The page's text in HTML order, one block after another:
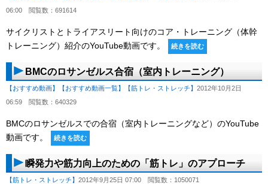
06:00 閲覧数：691614
サイクリストとトライアスリート向けのコア・トレーニング（体幹
トレーニング）紹介のYouTube動画です。
続きを読む
BMCのロサンゼルス合宿（室内トレーニング）
【おすすめ動画】 【おすすめ動画一覧】 【筋トレ・ストレッチ】 2012年10月2日
06:59 閲覧数：640329
BMCのロサンゼルスでの合宿（室内トレーニングなど）のYouTube
動画です。
続きを読む
瞬発力や筋力向上のための「筋トレ」のアプローチ
【筋トレ・ストレッチ】 2012年9月25日 07:00 閲覧数：1050071